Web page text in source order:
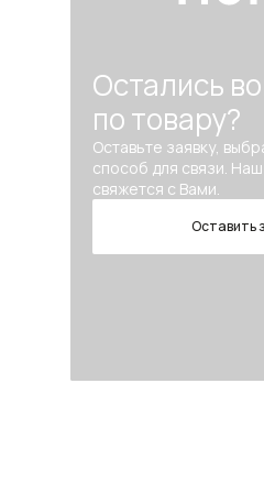
Остались
по товару?
Оставьте заявку,
способ для связи.
свяжется с Вами.
Оставить